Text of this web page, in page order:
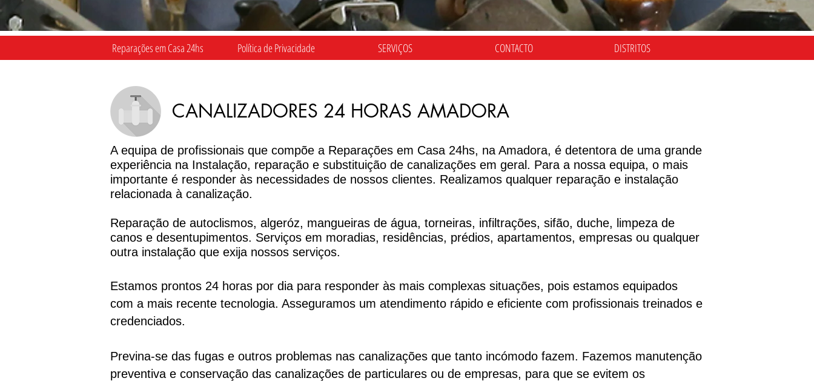
Reparações em Casa 24hs Política de Privacidade SERVIÇOS CONTACTO DISTRITOS
CANALIZADORES 24 HORAS AMADORA
A equipa de profissionais que compõe a Reparações em Casa 24hs, na Amadora, é detentora de uma grande
experiência na Instalação, reparação e substituição de canalizações em geral. Para a nossa equipa, o mais
importante é responder às necessidades de nossos clientes. Realizamos qualquer reparação e instalação
relacionada à canalização.
Reparação de autoclismos, algeróz, mangueiras de água, torneiras, infiltrações, sifão, duche, limpeza de
canos e desentupimentos. Serviços em moradias, residências, prédios, apartamentos, empresas ou qualquer
outra instalação que exija nossos serviços.
Estamos prontos 24 horas por dia para responder às mais complexas situações, pois estamos equipados
com a mais recente tecnologia. Asseguramos um atendimento rápido e eficiente com profissionais treinados e
credenciados.
Previna-se das fugas e outros problemas nas canalizações que tanto incómodo fazem. Fazemos manutenção
preventiva e conservação das canalizações de particulares ou de empresas, para que se evitem os